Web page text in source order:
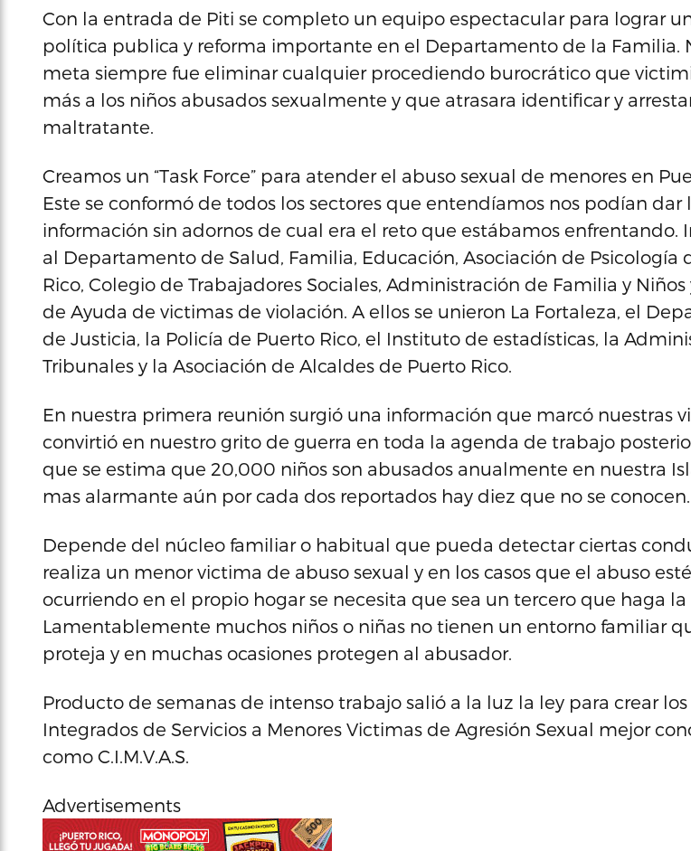
Con la entrada de Piti se completo un equipo espectacular para lograr
política publica y reforma importante en el Departamento de la Familia.
meta siempre fue eliminar cualquier procediendo burocrático que
más a los niños abusados sexualmente y que atrasara identificar y
maltratante.
Creamos un “Task Force” para atender el abuso sexual de menores en
Este se conformó de todos los sectores que entendíamos nos podían dar
información sin adornos de cual era el reto que estábamos enfrentando.
al Departamento de Salud, Familia, Educación, Asociación de Psicología
Rico, Colegio de Trabajadores Sociales, Administración de Familia y
de Ayuda de victimas de violación. A ellos se unieron La Fortaleza, el
de Justicia, la Policía de Puerto Rico, el Instituto de estadísticas, la
Tribunales y la Asociación de Alcaldes de Puerto Rico.
En nuestra primera reunión surgió una información que marcó nuestras
convirtió en nuestro grito de guerra en toda la agenda de trabajo
que se estima que 20,000 niños son abusados anualmente en nuestra
mas alarmante aún por cada dos reportados hay diez que no se conocen.
Depende del núcleo familiar o habitual que pueda detectar ciertas
realiza un menor victima de abuso sexual y en los casos que el abuso esté
ocurriendo en el propio hogar se necesita que sea un tercero que haga
Lamentablemente muchos niños o niñas no tienen un entorno familiar
proteja y en muchas ocasiones protegen al abusador.
Producto de semanas de intenso trabajo salió a la luz la ley para crear los
Integrados de Servicios a Menores Victimas de Agresión Sexual mejor
como C.I.M.V.A.S.
Advertisements